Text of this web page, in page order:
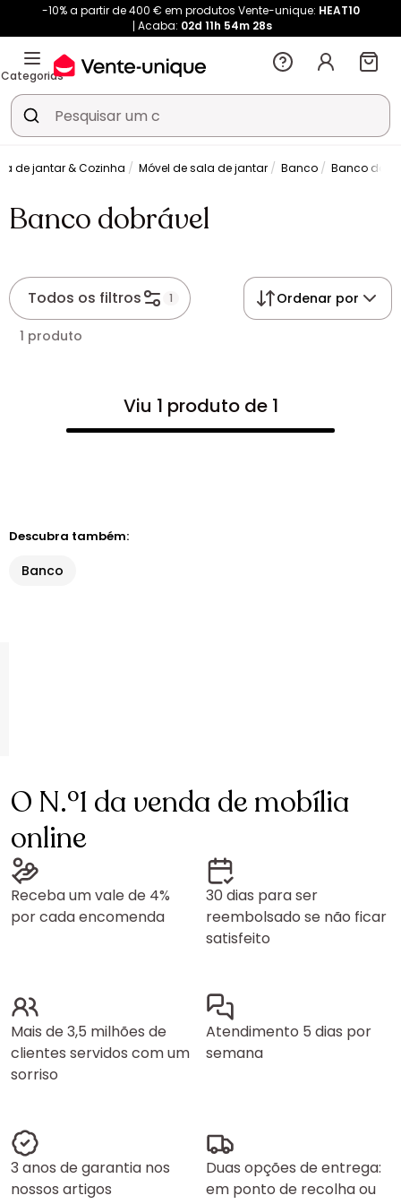
-10% a partir de 400 € em produtos Vente-unique: HEAT10
Acaba: 02d 11h 54m 28s
Categorias
de jantar & Cozinha Móvel de sala de jantar Banco Banco
Banco dobrável
Todos os filtros 1 Ordenar por
1 produto
Viu 1 produto de 1
Descubra também:
Banco
O N.º1 da venda de mobília
online
Receba um vale de 4%
por cada encomenda
30 dias para ser
reembolsado se não ficar
satisfeito
Mais de 3,5 milhões de
clientes servidos com um
sorriso
Atendimento 5 dias por
semana
3 anos de garantia nos
nossos artigos
Duas opções de entrega:
em ponto de recolha ou